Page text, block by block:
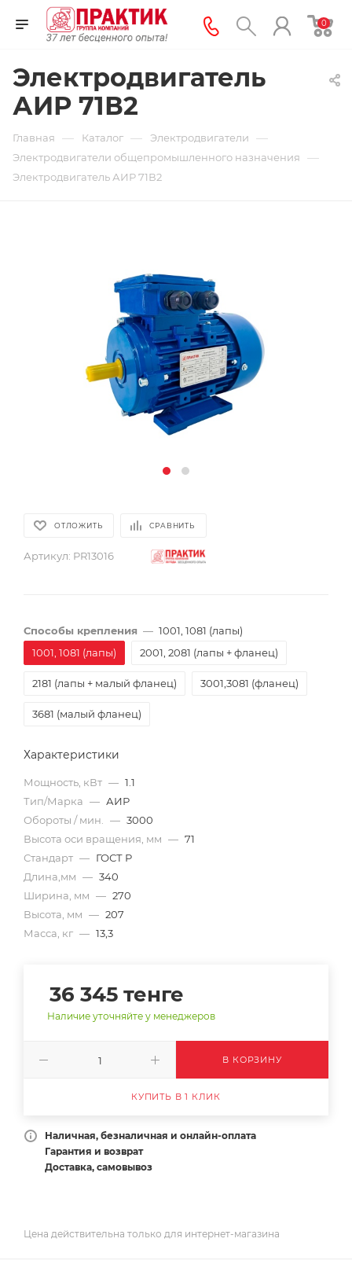
0
Электродвигатель
АИР 71В2
Главная — Каталог — Электродвигатели —
Электродвигатели общепромышленного назначения —
Электродвигатель АИР 71В2
ОТЛОЖИТЬ СРАВНИТЬ
Артикул: PR13016
Способы крепления — 1001, 1081 (лапы)
1001, 1081 (лапы)
2001, 2081 (лапы + фланец)
2181 (лапы + малый фланец) 3001,3081 (фланец)
3681 (малый фланец)
Характеристики
Мощность, кВт — 1.1
Тип/Марка — АИР
Обороты / мин.
— 3000
Высота оси вращения, мм — 71
Стандарт — ГОСТ Р
Длина,мм — 340
Ширина, мм — 270
Высота, мм — 207
Масса, кг — 13,3
36 345 тенге
Наличие уточняйте у менеджеров
В КОРЗИНУ
КУПИТЬ В 1 КЛИК
Наличная, безналичная и онлайн-оплата
Гарантия и возврат
Доставка, самовывоз
Цена действительна только для интернет-магазина